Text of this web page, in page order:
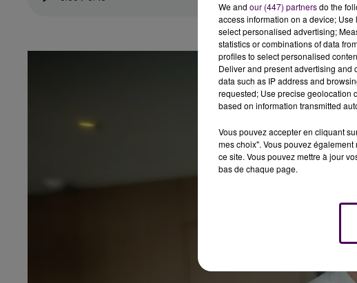
We and our (447) partnersdo the
access information on a device;
select personalised advertising;
statistics or combinations of data
profiles to select personalised
Deliver and present advertising and
data such as IP address and
requested; Use precise geolocation
based on information transmitted
Vous pouvez accepter en cliquant
mes choix". Vous pouvez
ce site. Vous pouvez mettre à jour
bas de chaque page.